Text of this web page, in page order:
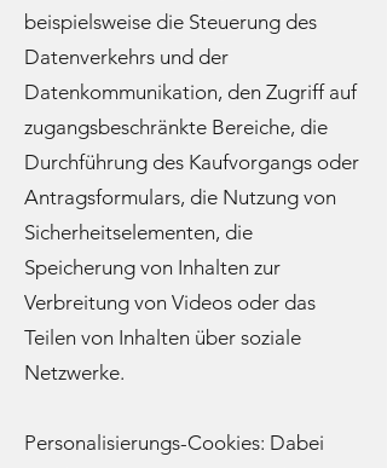
beispielsweise die Steuerung des
Datenverkehrs und der
Datenkommunikation, den Zugriff auf
zugangsbeschränkte Bereiche, die
Durchführung des Kaufvorgangs oder
Antragsformulars, die Nutzung von
Sicherheitselementen, die
Speicherung von Inhalten zur
Verbreitung von Videos oder das
Teilen von Inhalten über soziale
Netzwerke.
Personalisierungs-Cookies: Dabei